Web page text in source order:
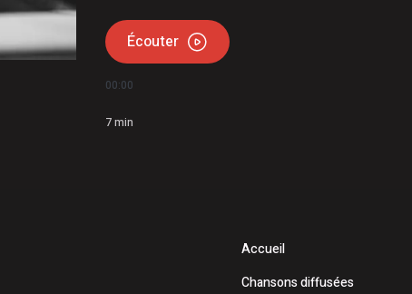
Écouter
00:00
7min
Accueil
Chansons diffusées